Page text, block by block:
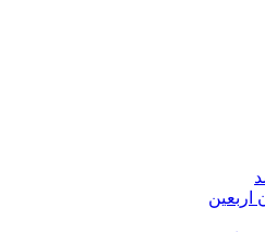
اربعین